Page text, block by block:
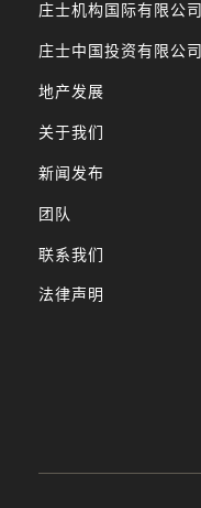
庄士机构国际有限公司
庄士中国投资有限公司
地产发展
关于我们
新闻发布
团队
联系我们
法律声明